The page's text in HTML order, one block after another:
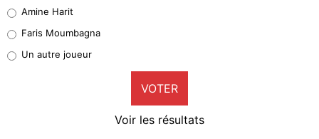
1%
9%
Amine Harit
Faris Moumbagna
Un autre joueur
VOTER
Voir les résultats